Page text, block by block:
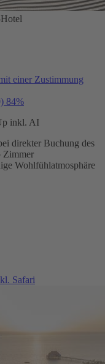
einer Zustimmung
84%
inkl. AI
direkter Buchung des
Zimmer
Wohlfühlatmosphäre
Safari